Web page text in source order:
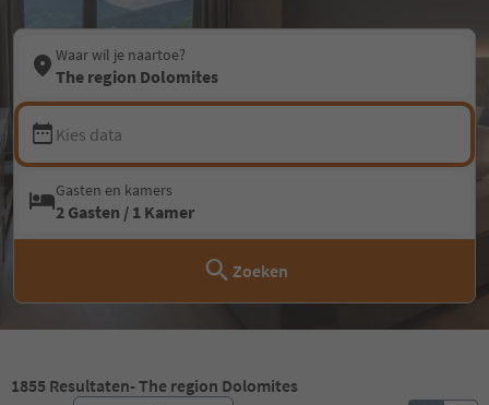
Waar wil je naartoe?
The region Dolomites
Kies data
Gasten en kamers
2 Gasten / 1 Kamer
Zoeken
1855 Resultaten- The region Dolomites